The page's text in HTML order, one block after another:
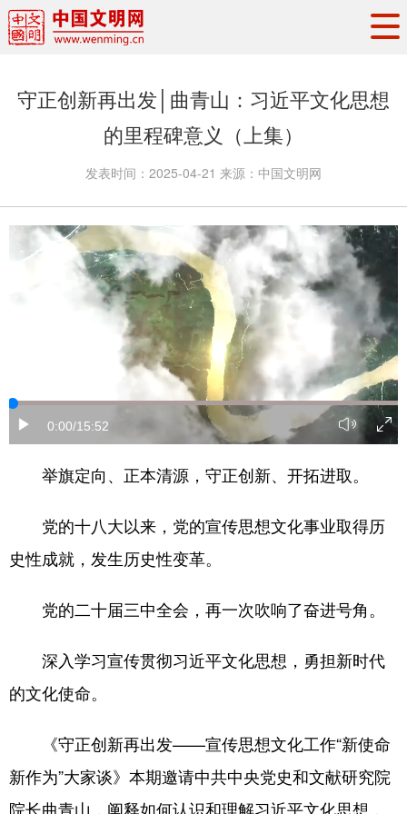
权威发布
资讯联播
地方交流
文明实践
文明创建
文明之光
文明矩阵
守正创新再出发│曲青山：习近平文化思想
的里程碑意义（上集）
发表时间： 2025-04-21 来源： 中国文明网
0:00/15:52
举旗定向、正本清源，守正创新、开拓进取。
党的十八大以来，党的宣传思想文化事业取得历
史性成就，发生历史性变革。
党的二十届三中全会，再一次吹响了奋进号角。
深入学习宣传贯彻习近平文化思想，勇担新时代
的文化使命。
《守正创新再出发——宣传思想文化工作“新使命
新作为”大家谈》本期邀请中共中央党史和文献研究院
院长曲青山，阐释如何认识和理解习近平文化思想，